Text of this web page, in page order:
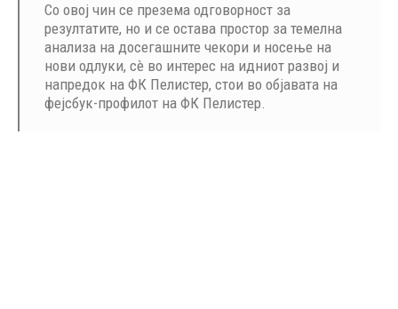
Со овој чин се презема одговорност за
резултатите, но и се остава простор за темелна
анализа на досегашните чекори и носење на
нови одлуки, сè во интерес на идниот развој и
напредок на ФК Пелистер, стои во објавата на
фејсбук-профилот на ФК Пелистер.